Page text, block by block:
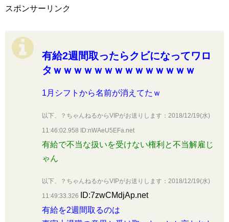
スポンサーリンク
有給2週間取ったらクビになってワロ
タｗｗｗｗｗｗｗｗｗｗｗｗｗｗ
1月シフトから名前が消えてたｗ
以下、？ちゃんねるからVIPがお送りします：2018/12/19(水)
11:46:02.958 ID:nWAeU5EFa.net
有給で不当な扱いを受けない権利と不当解雇じ
ゃん
以下、？ちゃんねるからVIPがお送りします：2018/12/19(水)
11:49:33.326
ID:7zwCMdjAp.net
有給を2週間取るのは